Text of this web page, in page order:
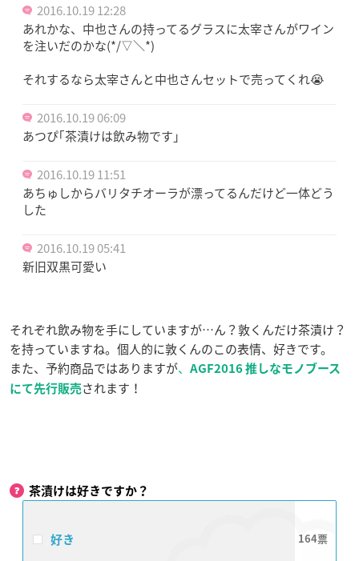
2016.10.19 12:28
あれかな、中也さんの持ってるグラスに太宰さんがワイン
を注いだのかな(*/▽＼*)
それするなら太宰さんと中也さんセットで売ってくれ😭
2016.10.19 06:09
あつぴ｢茶漬けは飲み物です｣
2016.10.19 11:51
あちゅしからバリタチオーラが漂ってるんだけど一体どう
した
2016.10.19 05:41
新旧双黒可愛い
それぞれ飲み物を手にしていますが…ん？敦くんだけ茶漬け？
を持っていますね。個人的に敦くんのこの表情、好きです。
また、予約商品ではありますが、
AGF2016 推しなモノブース
にて先行販売 されます！
茶漬けは好きですか？
好き 164